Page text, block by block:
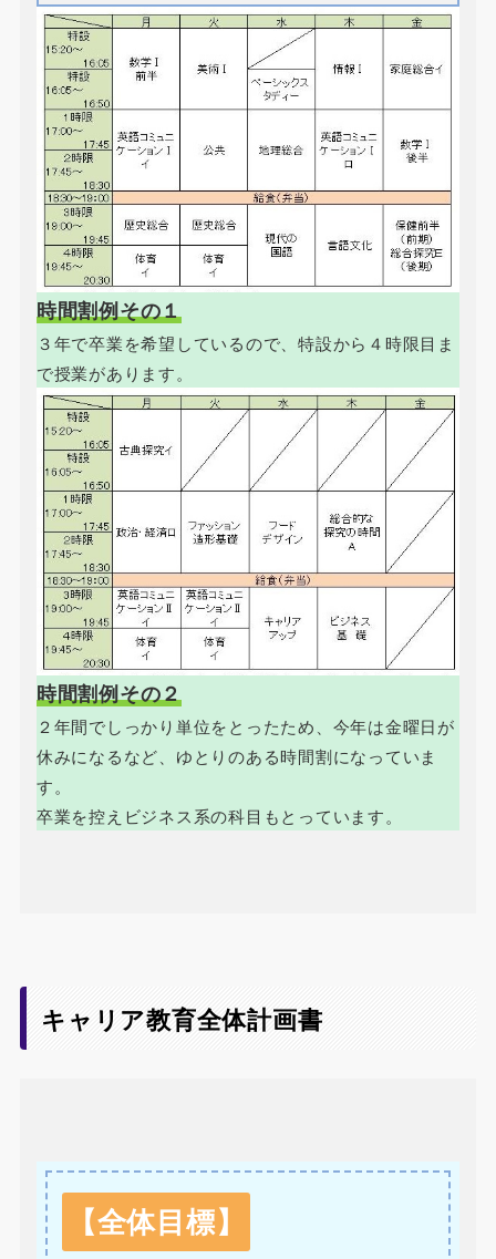
時間割例その１
３年で卒業を希望しているので、特設から４時限目ま
で授業があります。
時間割例その２
２年間でしっかり単位をとったため、今年は金曜日が
休みになるなど、ゆとりのある時間割になっていま
す。
卒業を控えビジネス系の科目もとっています。
キャリア教育全体計画書
【全体目標】